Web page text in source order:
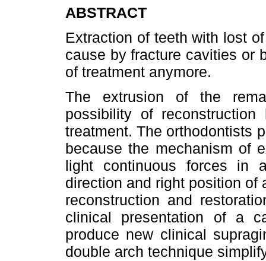
ABSTRACT
Extraction of teeth with lost
cause by fracture cavities or
of treatment anymore.
The extrusion of the
possibility of
treatment. The orthodontists
because the mechanism of
light continuous forces in
direction and right position
reconstruction and
clinical presentation of a
produce new clinical
double arch technique